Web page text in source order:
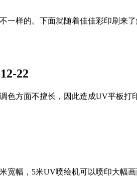
样的。下面就随着佳佳彩印刷来
22
方面不擅长，因此造成UV平板
幅，5米UV喷绘机可以喷印大幅